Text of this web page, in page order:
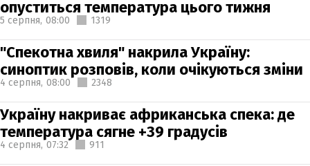
опуститься температура цього тижня
5 серпня, 08:00 1319
"Спекотна хвиля" накрила Україну:
синоптик розповів, коли очікуються зміни
4 серпня, 08:00 2348
Україну накриває африканська спека: де
температура сягне +39 градусів
4 серпня, 07:32 911